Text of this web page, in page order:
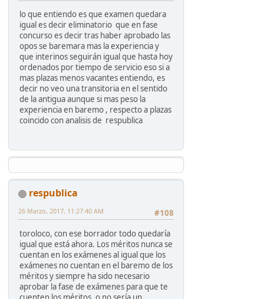
lo que entiendo es que examen quedara
igual es decir eliminatorio que en fase
concurso es decir tras haber aprobado las
opos se baremara mas la experiencia y
que interinos seguirán igual que hasta hoy
ordenados por tiempo de servicio eso si a
mas plazas menos vacantes entiendo, es
decir no veo una transitoria en el sentido
de la antigua aunque si mas peso la
experiencia en baremo , respecto a plazas
coincido con analisis de respublica
respublica
#108
26 Marzo, 2017, 11:27:40 AM
toroloco, con ese borrador todo quedaría
igual que está ahora. Los méritos nunca se
cuentan en los exámenes al igual que los
exámenes no cuentan en el baremo de los
méritos y siempre ha sido necesario
aprobar la fase de exámenes para que te